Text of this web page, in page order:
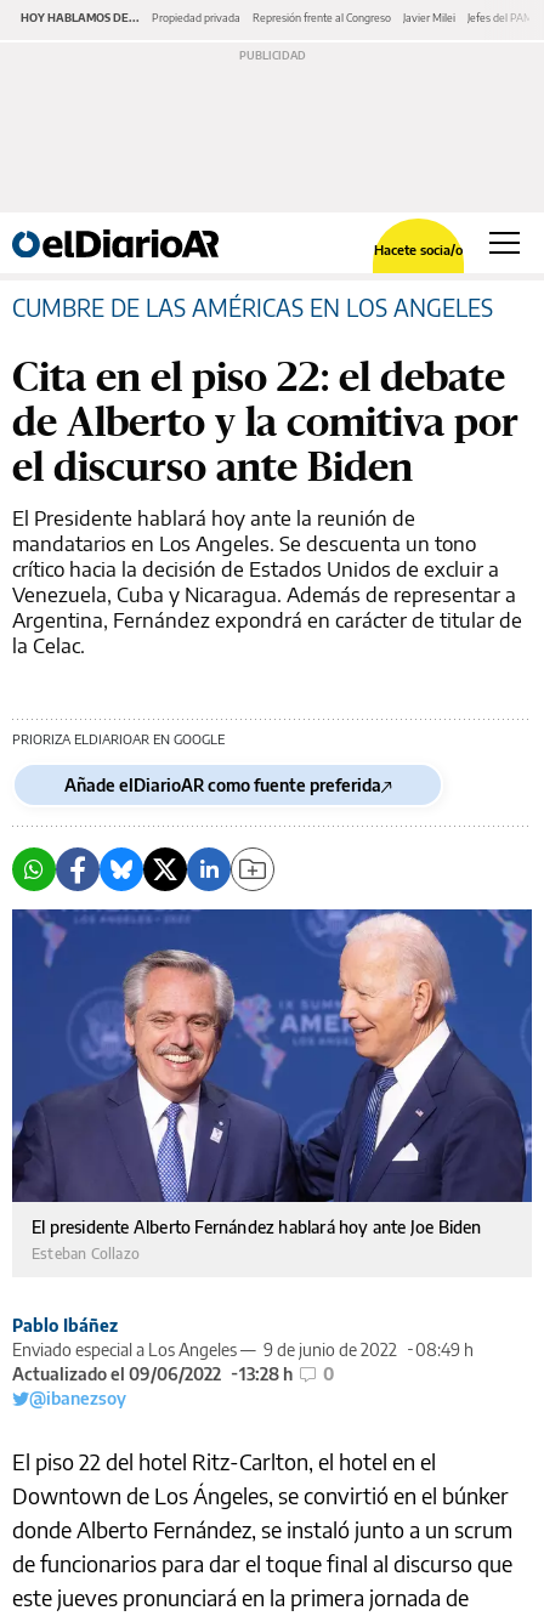
HOY HABLAMOS DE... Propiedad privada Represión frente al Congreso Javier Milei Jefes del PAMI
Hacete socia/o
CUMBRE DE LAS AMÉRICAS EN LOS ANGELES
Cita en el piso 22: el debate
de Alberto y la comitiva por
el discurso ante Biden
El Presidente hablará hoy ante la reunión de
mandatarios en Los Angeles. Se descuenta un tono
crítico hacia la decisión de Estados Unidos de excluir a
Venezuela, Cuba y Nicaragua. Además de representar a
Argentina, Fernández expondrá en carácter de titular de
la Celac.
PRIORIZA ELDIARIOAR EN GOOGLE
Añade elDiarioAR como fuente preferida
El presidente Alberto Fernández hablará hoy ante Joe Biden
Esteban Collazo
Pablo Ibáñez
Enviado especial a Los Angeles — 9 de junio de 2022
08:49 h
Actualizado el 09/06/2022
13:28 h
0
@ibanezsoy
El piso 22 del hotel Ritz-Carlton, el hotel en el
Downtown de Los Ángeles, se convirtió en el búnker
donde Alberto Fernández, se instaló junto a un scrum
de funcionarios para dar el toque final al discurso que
este jueves pronunciará en la primera jornada de